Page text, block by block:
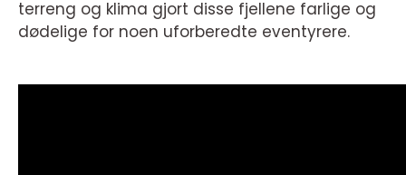
terreng og klima gjort disse fjellene farlige og
dødelige for noen uforberedte eventyrere.